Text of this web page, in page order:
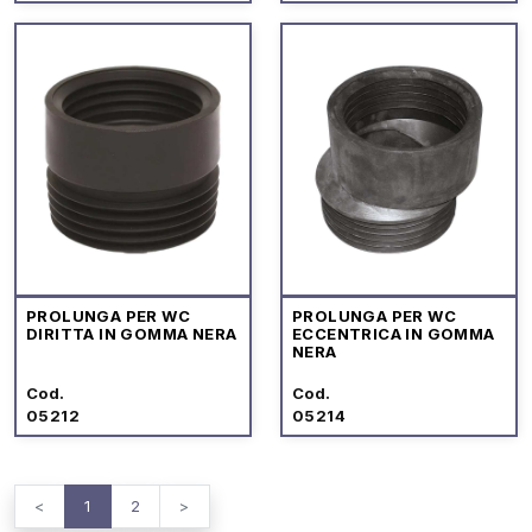
PROLUNGA PER WC
DIRITTA IN GOMMA NERA
Cod.
05212
PROLUNGA PER WC
ECCENTRICA IN GOMMA
NERA
Cod.
05214
< 1 2 >